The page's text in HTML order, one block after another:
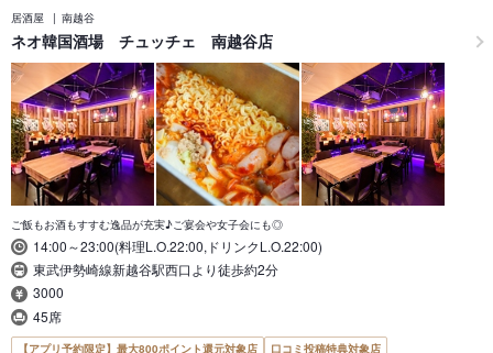
居酒屋 南越谷
ネオ韓国酒場 チュッチェ 南越谷店
ご飯もお酒もすすむ逸品が充実♪ご宴会や女子会にも◎
14:00～23:00(料理L.O.22:00,ドリンクL.O.22:00)
東武伊勢崎線新越谷駅西口より徒歩約2分
3000
45席
【アプリ予約限定】最大800ポイント還元対象店 口コミ投稿特典対象店